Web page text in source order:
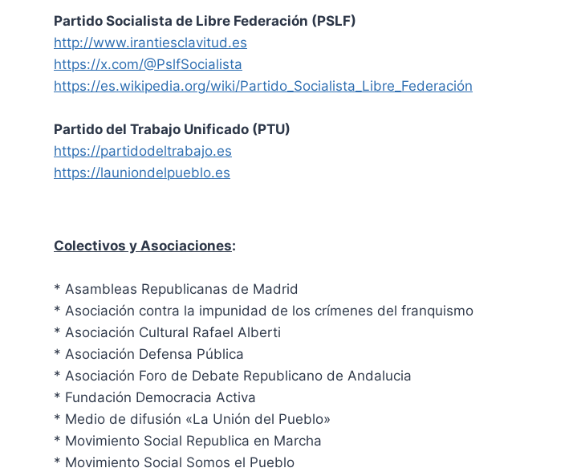
Partido Socialista de Libre Federación (PSLF)
http://www.irantiesclavitud.es
https://x.com/@PslfSocialista
https://es.wikipedia.org/wiki/Partido_Socialista_Libre_Federación
Partido del Trabajo Unificado (PTU)
https://partidodeltrabajo.es
https://launiondelpueblo.es
Colectivos y Asociaciones:
* Asambleas Republicanas de Madrid
* Asociación contra la impunidad de los crímenes del franquismo
* Asociación Cultural Rafael Alberti
* Asociación Defensa Pública
* Asociación Foro de Debate Republicano de Andalucia
* Fundación Democracia Activa
* Medio de difusión «La Unión del Pueblo»
* Movimiento Social Republica en Marcha
* Movimiento Social Somos el Pueblo